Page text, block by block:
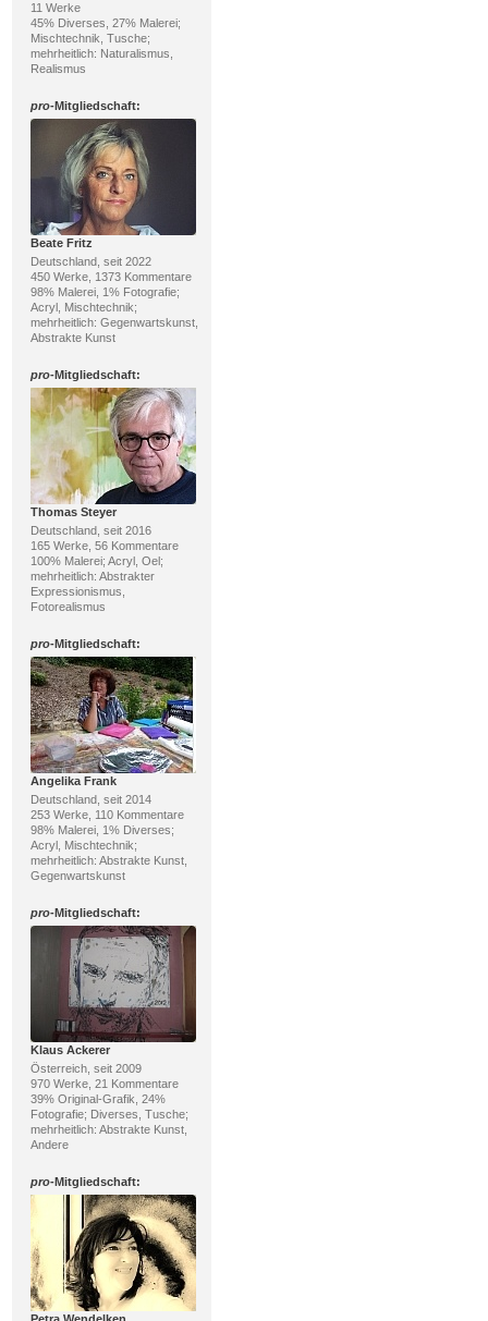
11 Werke
45% Diverses, 27% Malerei;
Mischtechnik, Tusche;
mehrheitlich: Naturalismus,
Realismus
pro-Mitgliedschaft:
Beate Fritz
Deutschland, seit 2022
450 Werke, 1373 Kommentare
98% Malerei, 1% Fotografie;
Acryl, Mischtechnik;
mehrheitlich: Gegenwartskunst,
Abstrakte Kunst
pro-Mitgliedschaft:
Thomas Steyer
Deutschland, seit 2016
165 Werke, 56 Kommentare
100% Malerei; Acryl, Oel;
mehrheitlich: Abstrakter
Expressionismus,
Fotorealismus
pro-Mitgliedschaft:
Angelika Frank
Deutschland, seit 2014
253 Werke, 110 Kommentare
98% Malerei, 1% Diverses;
Acryl, Mischtechnik;
mehrheitlich: Abstrakte Kunst,
Gegenwartskunst
pro-Mitgliedschaft:
Klaus Ackerer
Österreich, seit 2009
970 Werke, 21 Kommentare
39% Original-Grafik, 24%
Fotografie; Diverses, Tusche;
mehrheitlich: Abstrakte Kunst,
Andere
pro-Mitgliedschaft: